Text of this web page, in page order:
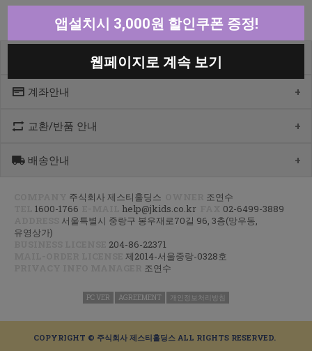
1600-1766
[점심] 12:00 ~ 13:00
[금] 08:30 ~ 12:30
계좌안내
우리 1005-302-047686
예금주 : 제스티홀딩스
교환/반품 안내
제품수령 후 반품을 하시려면 수령 후 7일 이내에 마이페이지내에서
CJ대한통운(1588-1255)으로 반품접수 또는 인터넷사이트에서 온라인
접수 후 픽업요청해주세요.
교환/반품 : 경기도 고양시 덕양구 오금동 삼막3길 10 마포지사 1F
은평직영2팀 - 제이키즈
배송안내
평균 상품 준비기간은 주말제외 2~4일까지 소요될수 있습니다.
(주말 및 공휴일 제외, 제주 도서 산간 지역은 추가로 1~2일이 더
소요됩니다.)
주문하신 상품이 입고가 늦어지는 상품이거나 주문 제작 상품일 경우엔
기일이 더 걸릴 수 있습니다.
신발이나 악세사리 카테고리 상품은 고객님 주문건 결제후 거래처에서
이상, 리오더 기간에는 한달정도 소요 되실수 있는점
양해부탁드립니다.
기다려주시면 감사하겠습니다^^
주식회사 제스티홀딩스
조연수
1600-1766 help@jkids.co.kr
02-6499-3889
서울특별시 중랑구 봉우재로70길 96, 3층(망우동,
유영상가)
204-86-22371
제2014-서울중랑-0328호
조연수
PC VER AGREEMENT 개인정보처리방침
COPYRIGHT © 주식회사 제스티홀딩스 ALL RIGHTS RESERVED.
앱설치시 3,000원 할인쿠폰 증정!
웹페이지로 계속 보기